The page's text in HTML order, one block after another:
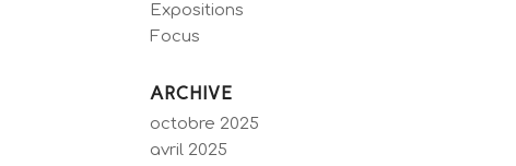
Expositions
Focus
ARCHIVE
octobre 2025
avril 2025